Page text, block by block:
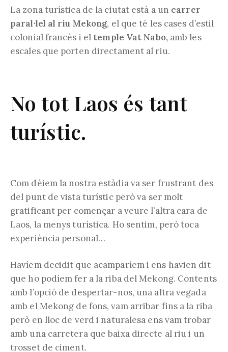
La zona turística de la ciutat està a un carrer
paral·lel al riu Mekong, el que té les cases d’estil
colonial francès i el temple Vat Nabo,amb les
escales que porten directament al riu.
No tot Laos és tant
turístic.
Com dèiem la nostra estàdia va ser frustrant des
del punt de vista turístic però va ser molt
gratificant per començar a veure l’altra cara de
Laos, la menys turística. Ho sentim, però toca
experiència personal…
Havíem decidit que acamparíem i ens havien dit
que ho podíem fer a la riba del Mekong. Contents
amb l’opció de despertar-nos, una altra vegada
amb el Mekong de fons, vam arribar fins a la riba
però en lloc de verd i naturalesa ens vam trobar
amb una carretera que baixa directe al riu i un
trosset de ciment.